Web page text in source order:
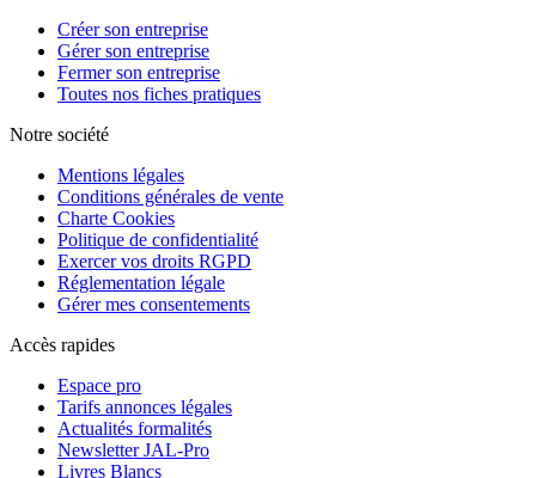
Créer son entreprise
Gérer son entreprise
Fermer son entreprise
Toutes nos fiches pratiques
Notre société
Mentions légales
Conditions générales de vente
Charte Cookies
Politique de confidentialité
Exercer vos droits RGPD
Réglementation légale
Gérer mes consentements
Accès rapides
Espace pro
Tarifs annonces légales
Actualités formalités
Newsletter JAL-Pro
Livres Blancs